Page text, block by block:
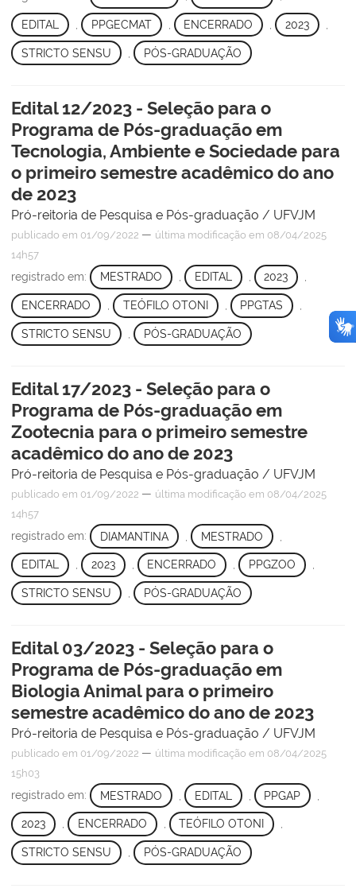
EDITAL PPGECMAT ENCERRADO , 2023
STRICTO SENSU PÓS-GRADUAÇÃO
Edital 12/2023 - Seleção para o
Programa de Pós-graduação em
Tecnologia, Ambiente e Sociedade para
o primeiro semestre acadêmico do ano
de 2023
Pró-reitoria de Pesquisa e Pós-graduação / UFVJM
publicado em 01/09/2022 — última modificação em 08/04/2025
14h57
registrado em: MESTRADO , EDITAL , 2023 ,
ENCERRADO TEÓFILO OTONI PPGTAS
STRICTO SENSU PÓS-GRADUAÇÃO
Edital 17/2023 - Seleção para o
Programa de Pós-graduação em
Zootecnia para o primeiro semestre
acadêmico do ano de 2023
Pró-reitoria de Pesquisa e Pós-graduação / UFVJM
publicado em 01/09/2022 — última modificação em 08/04/2025
14h57
registrado em: DIAMANTINA MESTRADO
EDITAL , 2023 , ENCERRADO , PPGZOO ,
STRICTO SENSU PÓS-GRADUAÇÃO
Edital 03/2023 - Seleção para o
Programa de Pós-graduação em
Biologia Animal para o primeiro
semestre acadêmico do ano de 2023
Pró-reitoria de Pesquisa e Pós-graduação / UFVJM
publicado em 01/09/2022 — última modificação em 08/04/2025
15h03
registrado em: MESTRADO EDITAL PPGAP
2023 , ENCERRADO , TEÓFILO OTONI ,
STRICTO SENSU PÓS-GRADUAÇÃO